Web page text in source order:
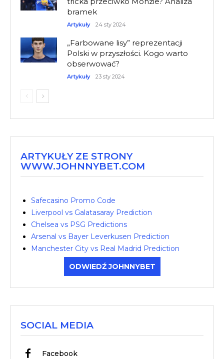
bramek
Artykuły 24 sty 2024
„Farbowane lisy” reprezentacji
Polski w przyszłości. Kogo warto
obserwować?
Artykuły 23 sty 2024
ARTYKUŁY ZE STRONY
WWW.JOHNNYBET.COM
Safecasino Promo Code
Liverpool vs Galatasaray Prediction
Chelsea vs PSG Predictions
Arsenal vs Bayer Leverkusen Prediction
Manchester City vs Real Madrid Prediction
ODWIEDŹ JOHNNYBET
SOCIAL MEDIA
Facebook